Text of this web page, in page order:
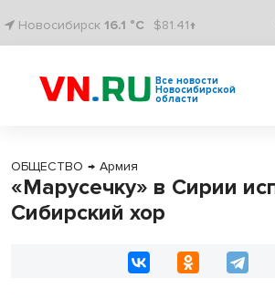
Новосибирск 16.1 °C $81.41↑
Все новости
Новосибирской
области
ОБЩЕСТВО → Армия
«Марусечку» в Сирии
Сибирский хор